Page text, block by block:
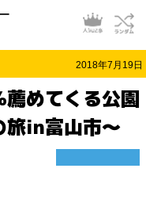
2018年7月19日
めてくる公園
旅in富山市～